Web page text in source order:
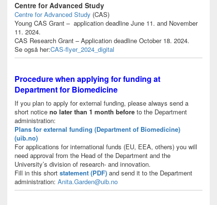
Centre for Advanced Study
Centre for Advanced Study (CAS)
Young CAS Grant – application deadline June 11. and November
11. 2024.
CAS Research Grant – Application deadline October 18. 2024.
Se også her:CAS-flyer_2024_digital
Procedure when applying for funding at
Department for Biomedicine
If you plan to apply for external funding, please always send a
short notice no later than 1 month before to the Department
administration:
Plans for external funding (Department of Biomedicine)
(uib.no)
For applications for international funds (EU, EEA, others) you will
need approval from the Head of the Department and the
University’s division of research- and innovation.
Fill in this short statement (PDF) and send it to the Department
administration: Anita.Garden@uib.no